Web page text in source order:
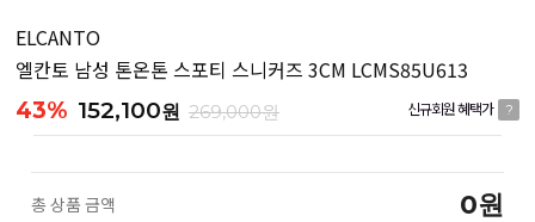
ELCANTO
엘칸토 남성 톤온톤 스포티 스니커즈 3CM LCMS85U613
43% 152,100원 269,000원 신규회원 혜택가 ?
총 상품 금액 0원